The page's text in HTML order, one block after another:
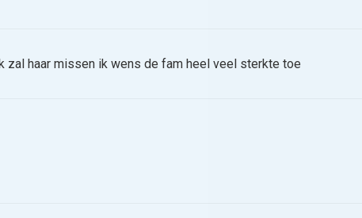
zal haar missen ik wens de fam heel veel sterkte toe